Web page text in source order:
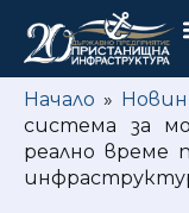
Начало »
система за
реално време